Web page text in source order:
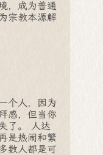
，成为普通
宗教本源解
个人，因为
感，但当你
了。 人达
是热闹和繁
数人都是可